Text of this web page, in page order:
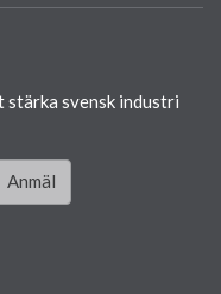
svensk industri
Anmäl